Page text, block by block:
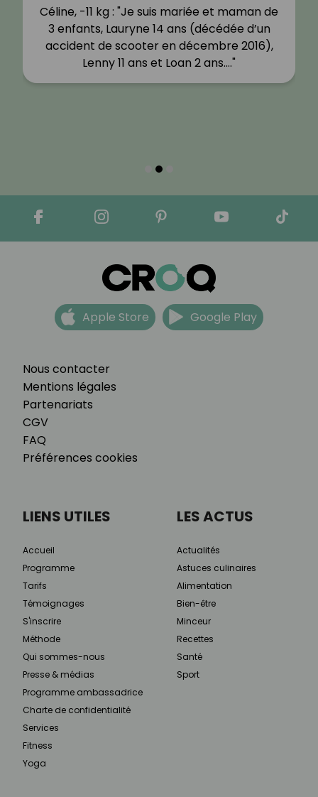
Céline, -11 kg : "Je suis mariée et maman de
3 enfants, Lauryne 14 ans (décédée d’un
accident de scooter en décembre 2016),
Lenny 11 ans et Loan 2 ans.…"
Nous contacter
Mentions légales
Partenariats
CGV
FAQ
Préférences cookies
Apple Store Google Play
LIENS UTILES
Accueil
Programme
Tarifs
Témoignages
S'inscrire
Méthode
Qui sommes-nous
Presse & médias
Programme ambassadrice
Charte de confidentialité
Services
Fitness
Yoga
LES ACTUS
Actualités
Astuces culinaires
Alimentation
Bien-être
Minceur
Recettes
Santé
Sport